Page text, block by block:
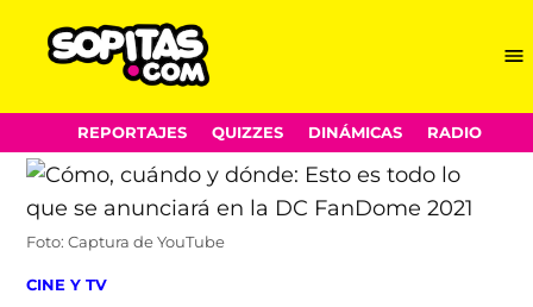
Skip
to
content
REPORTAJES QUIZZES DINÁMICAS RADIO
Foto: Captura de YouTube
POSTED
CINE Y TV